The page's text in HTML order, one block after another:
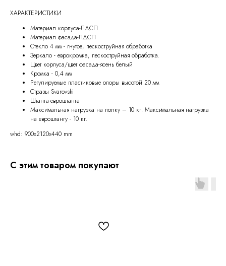
ХАРАКТЕРИСТИКИ
Материал корпуса-ЛДСП
Материал фасада-ЛДСП
Стекло 4 мм - гнутое, пескоструйная обработка
Зеркало - еврокромка, пескоструйная обработка.
Цвет корпуса/цвет фасада-ясень белый
Кромка - 0,4 мм
Регулируемые пластиковые опоры высотой 20 мм
Стразы Svarovski
Штанга-евроштанга
Максимальная нагрузка на полку – 10 кг. Максимальная нагрузка
на евроштангу - 10 кг.
whd: 900x2120x440 mm
С этим товаром покупают